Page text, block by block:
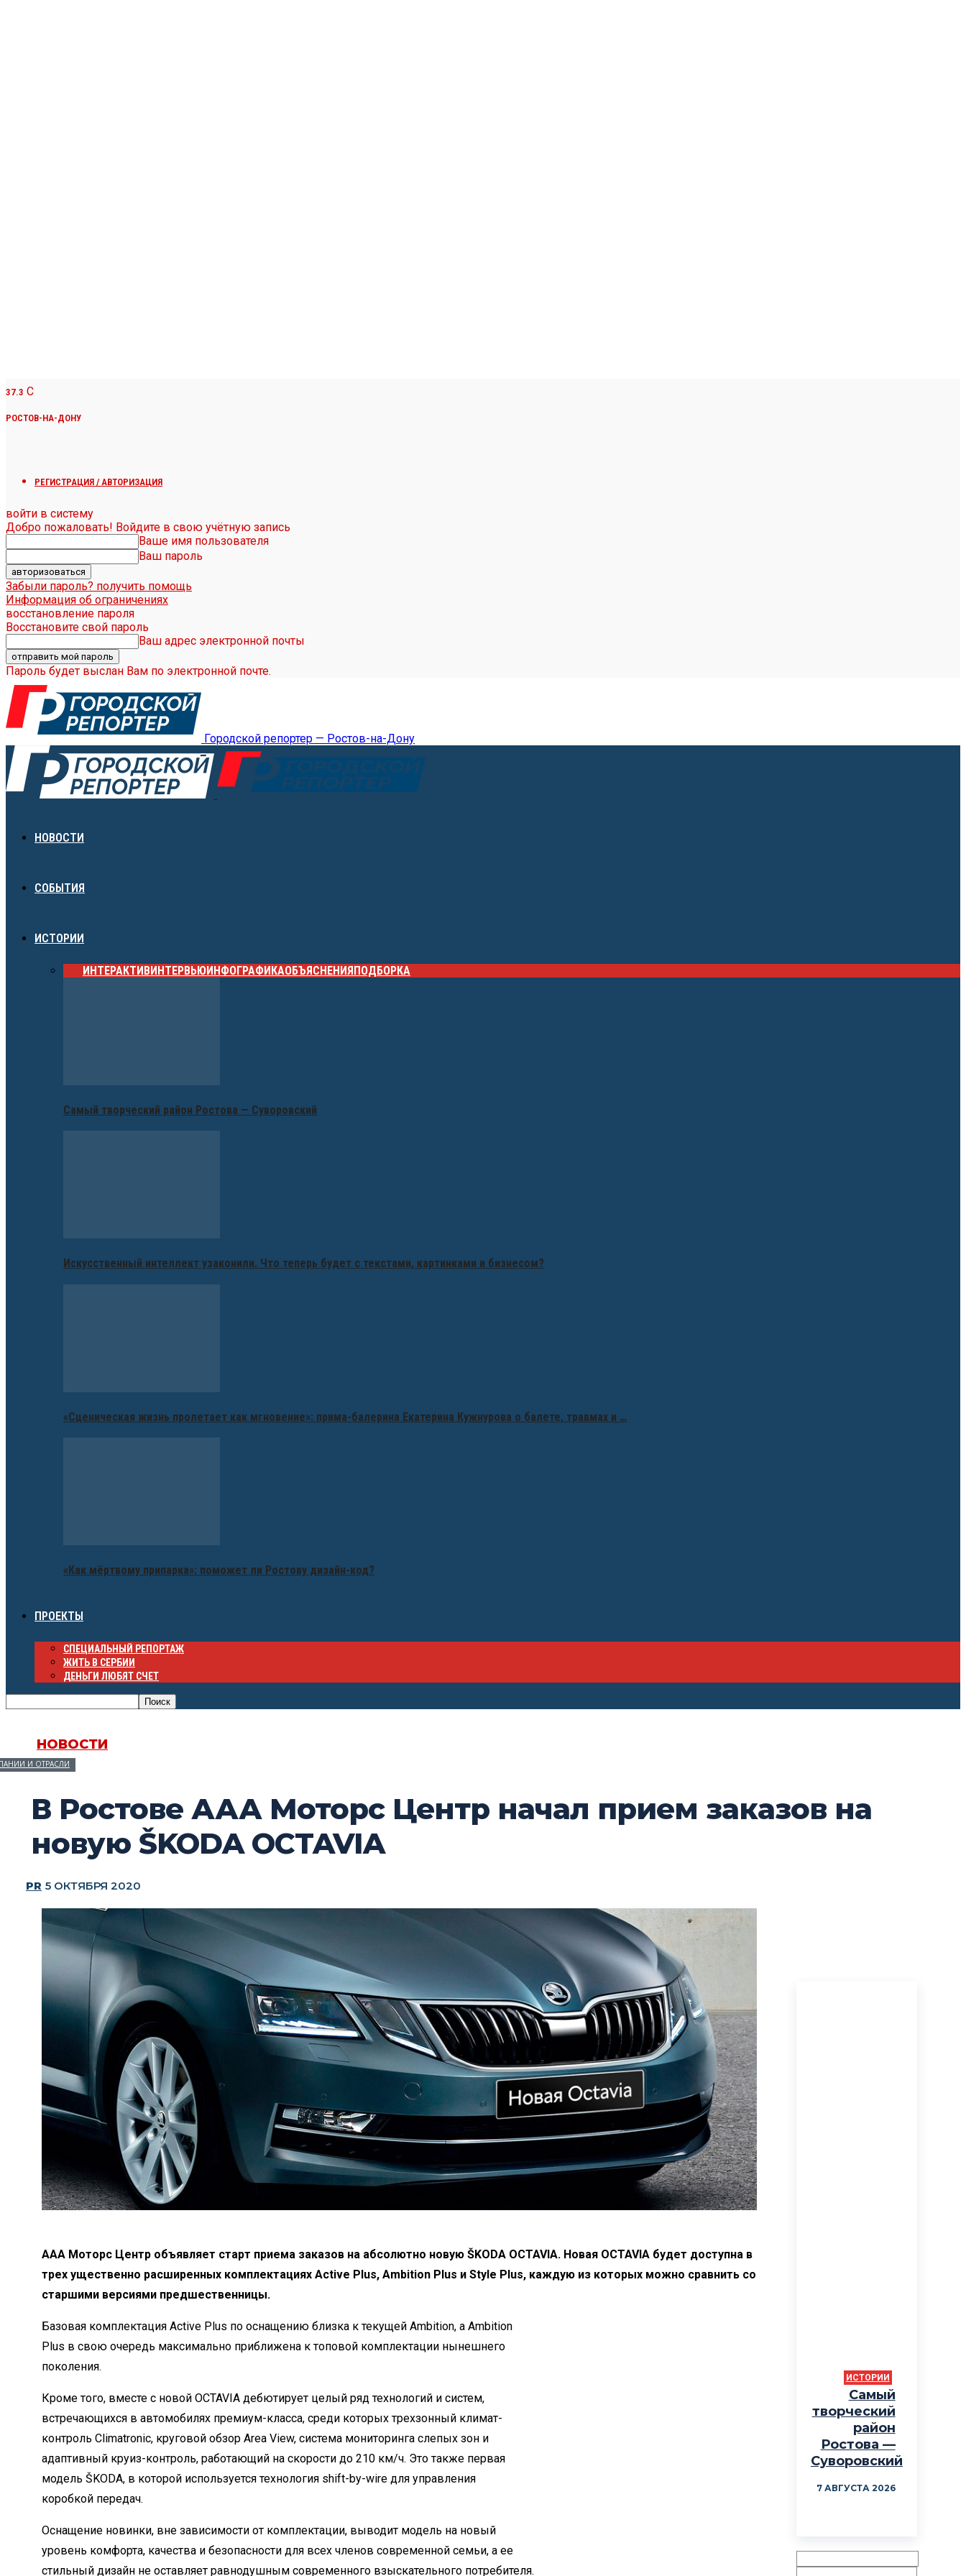
37.3 C
РОСТОВ-НА-ДОНУ
РЕГИСТРАЦИЯ / АВТОРИЗАЦИЯ
войти в систему
Добро пожаловать! Войдите в свою учётную запись
Ваше имя пользователя
Ваш пароль
Забыли пароль? получить помощь
Информация об ограничениях
восстановление пароля
Восстановите свой пароль
Ваш адрес электронной почты
Пароль будет выслан Вам по электронной почте.
Городской репортер — Ростов-на-Дону
НОВОСТИ
СОБЫТИЯ
ИСТОРИИ
ИНТЕРАКТИВИНТЕРВЬЮИНФОГРАФИКАОБЪЯСНЕНИЯПОДБОРКА
Самый творческий район Ростова — Суворовский
Искусственный интеллект узаконили. Что теперь будет с текстами, картинками и бизнесом?
«Сценическая жизнь пролетает как мгновение»: прима-балерина Екатерина Кужнурова о балете, травмах и …
«Как мёртвому припарка»: поможет ли Ростову дизайн-код?
ПРОЕКТЫ
СПЕЦИАЛЬНЫЙ РЕПОРТАЖ
ЖИТЬ В СЕРБИИ
ДЕНЬГИ ЛЮБЯТ СЧЕТ
НОВОСТИ
И ОТРАСЛИ
В Ростове ААА Моторс Центр начал прием заказов на
новую ŠKODA OCTAVIA
PR 5 ОКТЯБРЯ 2020
ААА Моторс Центр объявляет старт приема заказов на абсолютно новую ŠKODA OCTAVIA. Новая OCTAVIA будет доступна в
трех ущественно расширенных комплектациях Active Plus, Ambition Plus и Style Plus, каждую из которых можно сравнить со
старшими версиями предшественницы.
Базовая комплектация Active Plus по оснащению близка к текущей Ambition, а Ambition
Plus в свою очередь максимально приближена к топовой комплектации нынешнего
поколения.
Кроме того, вместе с новой OCTAVIA дебютирует целый ряд технологий и систем,
встречающихся в автомобилях премиум-класса, среди которых трехзонный климат-
контроль Climatronic, круговой обзор Area View, система мониторинга слепых зон и
адаптивный круиз-контроль, работающий на скорости до 210 км/ч. Это также первая
модель ŠKODA, в которой используется технология shift-by-wire для управления
коробкой передач.
Оснащение новинки, вне зависимости от комплектации, выводит модель на новый
уровень комфорта, качества и безопасности для всех членов современной семьи, а ее
стильный дизайн не оставляет равнодушным современного взыскательного потребителя.
ИСТОРИИ
Самый
творческий
район
Ростова —
Суворовский
7 АВГУСТА 2026